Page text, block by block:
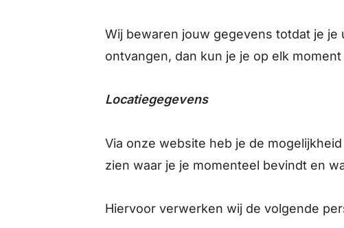
Wij bewaren jouw gegevens totdat je
ontvangen, dan kun je je op elk
Locatiegegevens
Via onze website heb je de
zien waar je je momenteel bevindt en
Hiervoor verwerken wij de volgende